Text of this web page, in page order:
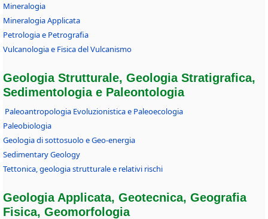
Mineralogia
Mineralogia Applicata
Petrologia e Petrografia
Vulcanologia e Fisica del Vulcanismo
Geologia Strutturale, Geologia Stratigrafica,
Sedimentologia e Paleontologia
Paleoantropologia Evoluzionistica e Paleoecologia
Paleobiologia
Geologia di sottosuolo e Geo-energia
Sedimentary Geology
Tettonica, geologia strutturale e relativi rischi
Geologia Applicata, Geotecnica, Geografia
Fisica, Geomorfologia